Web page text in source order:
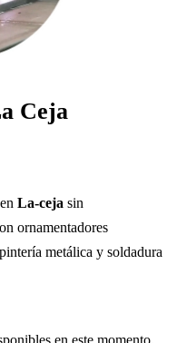
Ceja
La-ceja sin
ornamentadores
metálica y soldadura
en este momento.